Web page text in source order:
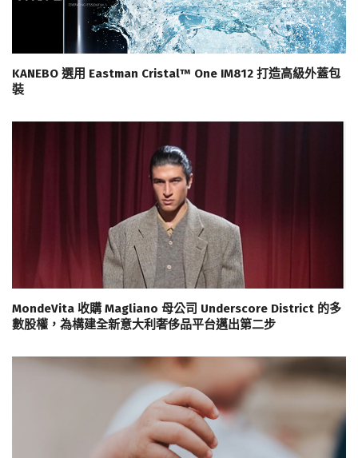
KANEBO 選用 Eastman Cristal™ One IM812 打造高級外蓋包
裝
MondeVita 收購 Magliano 母公司 Underscore District 的多
數股權，為構建全新意大利奢侈品平台邁出第二步